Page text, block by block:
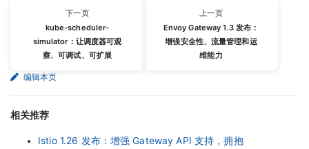
下一页
kube-scheduler-
simulator：让调度器可观
察、可调试、可扩展
上一页
Envoy Gateway 1.3 发布：
增强安全性、流量管理和运
维能力
编辑本页
相关推荐
Istio 1.26 发布：增强 Gateway API 支持，拥抱